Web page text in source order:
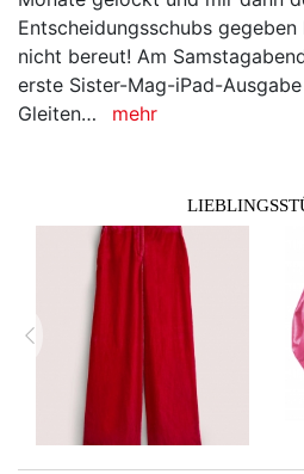
Entscheidungsschubs
nicht bereut! Am
erste Sister-Mag-iPad-
Gleiten…
mehr
zurück